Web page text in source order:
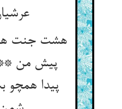
هشت جنت
پیش من
پیدا